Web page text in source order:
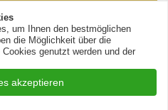
Rheine
um Ihnen den bestmöglichen
die Möglichkeit über die
genutzt werden und der
akzeptieren